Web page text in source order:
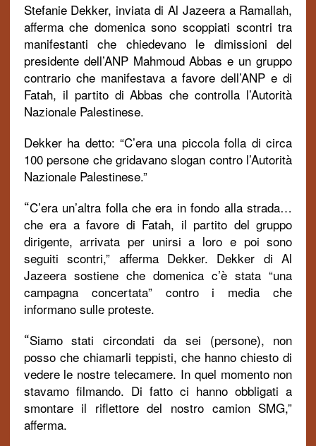
Stefanie Dekker, inviata di Al Jazeera a Ramallah,
afferma che domenica sono scoppiati scontri tra
manifestanti che chiedevano le dimissioni del
presidente dell’ANP Mahmoud Abbas e un gruppo
contrario che manifestava a favore dell’ANP e di
Fatah, il partito di Abbas che controlla l’Autorità
Nazionale Palestinese.
Dekker ha detto: “C’era una piccola folla di circa
100 persone che gridavano slogan contro l’Autorità
Nazionale Palestinese.”
“C’era un’altra folla che era in fondo alla strada…
che era a favore di Fatah, il partito del gruppo
dirigente, arrivata per unirsi a loro e poi sono
seguiti scontri,” afferma Dekker. Dekker di Al
Jazeera sostiene che domenica c’è stata “una
campagna concertata” contro i media che
informano sulle proteste.
“Siamo stati circondati da sei (persone), non
posso che chiamarli teppisti, che hanno chiesto di
vedere le nostre telecamere. In quel momento non
stavamo filmando. Di fatto ci hanno obbligati a
smontare il riflettore del nostro camion SMG,”
afferma.